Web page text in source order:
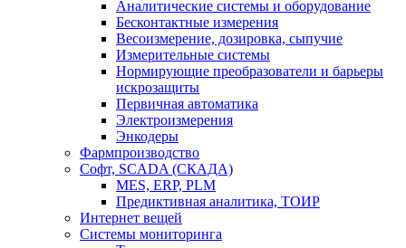
Аналитические системы и оборудование
Бесконтактные измерения
Весоизмерение, дозировка, сыпучие
Измерительные системы
Нормирующие преобразователи и барьеры
искрозащиты
Первичная автоматика
Электроизмерения
Энкодеры
Фармпроизводство
Софт, SCADA (СКАДА)
MES, ERP, PLM
Предиктивная аналитика, ТОИР
Интернет вещей
Системы мониторинга